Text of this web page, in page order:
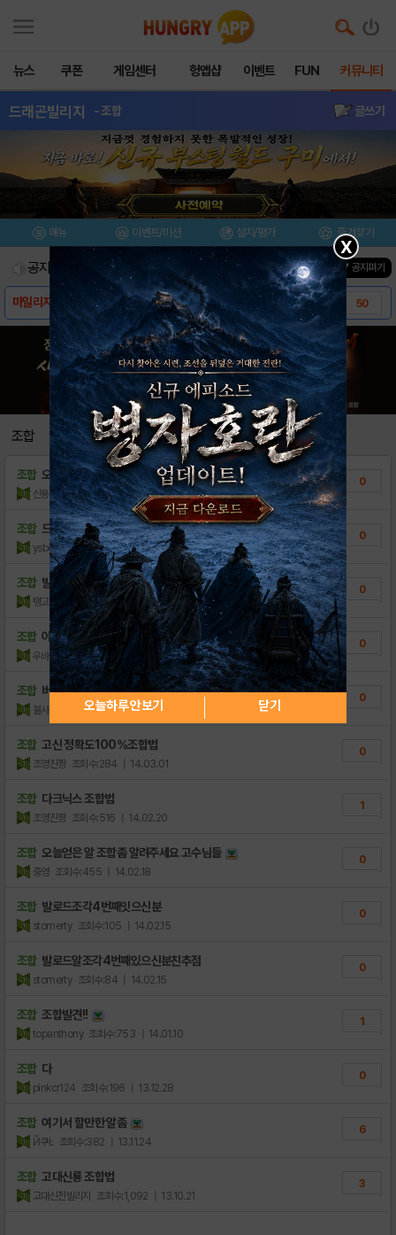
뉴스 쿠폰 게임센터 헝앱샵 이벤트 FUN 커뮤니티
드래곤빌리지 - 조합 글쓰기
메뉴 이벤트/미션 설치/평가 즐겨찾기
공지사항 진행중인 이벤트0건 ▼ 공지펴기
마일리지 샵 오픈 지연 사과공지 50
드래곤빌리지 보석얻는법&모으는법 122
드래곤유형별 능력치&젬추천
드빌에 대한 중요한 지식!
[HOT] 모든 알 조합법!!
※헝그리앱의 기본규칙※
다크닉스(파티)조합도 Tip& 62
조합
조합 오면이득잼
신용이신분 조회수:212 | 15.02.24
0
조합 드빌 발칸 1,2알조각 있는분 교환좀
ysbdy 조회수:210 | 14.08.12
0
조합 발칸이랑 바리안 알조각 교환해요!
탱고망고 조회수:372 | 14.07.22
0
조합 아 샴
우바바루 조회수:147 | 14.03.29
0
조합 버그,조합법좀알려주세요1
불사신드래곤 조회수:256 | 14.03.06
0
조합 고신 정확도100%조합법
조영진짱 조회수:284 | 14.03.01
0
조합 다크닉스 조합법
조영진짱 조회수:516 | 14.02.20
1
조합 오늘얻은 알 조합좀 알려주세요 고수님들
중영 조회수:455 | 14.02.18
0
조합 발로드조각4번째잇으신분
stomerty 조회수:105 | 14.02.15
0
조합 발로드알조각4번째있으신분친추점
stomerty 조회수:84 | 14.02.15
0
조합 조합발견!!
topanthony 조회수:753 | 14.01.10
1
조합 다
pinkcr124 조회수:196 | 13.12.28
0
조합 여기서 할만한 알좀
Й쿠Ŀ 조회수:382 | 13.11.24
6
조합 고대신룡 조합법
고대신전빌리지 조회수:1,092 | 13.10.21
3
X
오늘하루 안보기 닫기